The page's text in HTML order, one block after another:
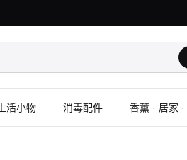
活小物 消毒配件 香薰 · 居家